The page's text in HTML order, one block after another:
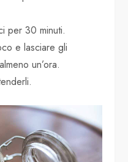
per 30 minuti.
e lasciare gli
un’ora.